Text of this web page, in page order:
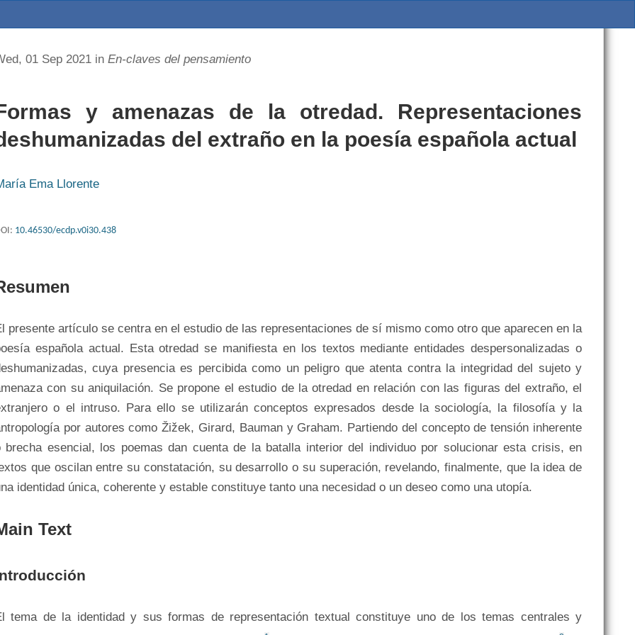
01 Sep 2021 in En-claves del pensamiento
y amenazas de la otredad. Representaciones
del extraño en la poesía española actual
Ema Llorente
10.46530/ecdp.v0i30.438
presente artículo se centra en el estudio de las representaciones de sí mismo como otro que aparecen en la
española actual. Esta otredad se manifiesta en los textos mediante entidades despersonalizadas o
cuya presencia es percibida como un peligro que atenta contra la integridad del sujeto y
con su aniquilación. Se propone el estudio de la otredad en relación con las figuras del extraño, el
o el intruso. Para ello se utilizarán conceptos expresados desde la sociología, la filosofía y la
por autores como Žižek, Girard, Bauman y Graham. Partiendo del concepto de tensión inherente
brecha esencial, los poemas dan cuenta de la batalla interior del individuo por solucionar esta crisis, en
que oscilan entre su constatación, su desarrollo o su superación, revelando, finalmente, que la idea de
identidad única, coherente y estable constituye tanto una necesidad o un deseo como una utopía.
Text
tema de la identidad y sus formas de representación textual constituye uno de los temas centrales y